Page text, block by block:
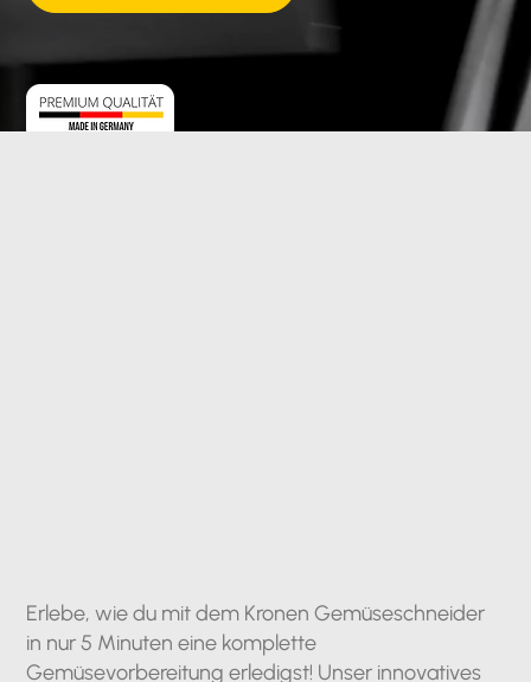
Erlebe, wie du mit dem Kronen Gemüseschneider
in nur 5 Minuten eine komplette
Gemüsevorbereitung erledigst! Unser innovatives